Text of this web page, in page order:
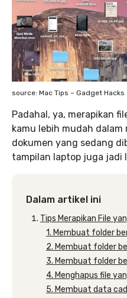
source: Mac Tips – Gadget Hacks
Padahal, ya, merapikan
kamu lebih mudah
dokumen yang sedang
tampilan laptop juga jadi
Dalam artikel ini
Tips Merapikan File
1. Membuat folder
2. Membuat folder
3. Membuat folder
4. Menghapus file
5. Membuat data